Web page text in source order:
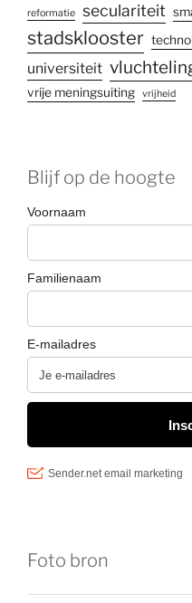
reformatie seculariteit
stadsklooster
universiteit
vrije meningsuiting
vrijheid
Blijf op de hoogte
Foto bron